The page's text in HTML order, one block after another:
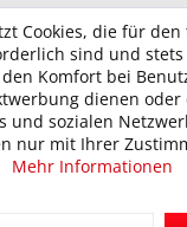
Cookies, die für
sind und stets
Komfort bei
dienen
und sozialen
nur mit Ihrer
Mehr Informationen